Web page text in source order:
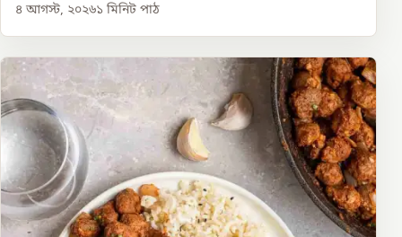
৪ আগস্ট, ২০২৬১ মিনিট পাঠ